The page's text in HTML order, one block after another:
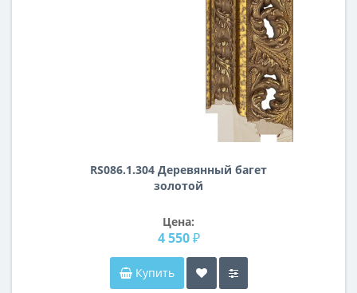
RS086.1.304 Деревянный багет
золотой
Цена:
4 550 ₽
Купить